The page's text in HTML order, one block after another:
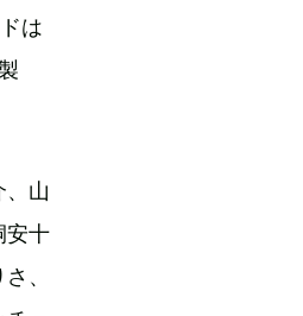
は
、山
安十
、